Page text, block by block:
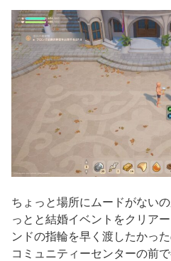
ちょっと場所にムードがない
っとと結婚イベントをクリア
ンドの指輪を早く渡したかっ
コミュニティーセンターの前